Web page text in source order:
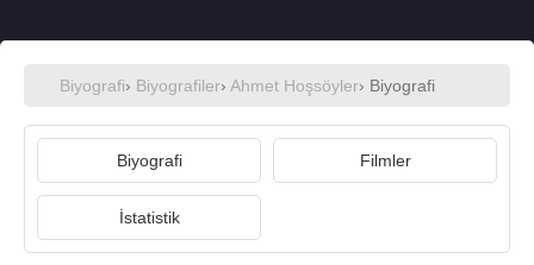
Biyografi› Biyografiler› Ahmet Hoşsöyler› Biyografi
Biyografi Filmler
İstatistik